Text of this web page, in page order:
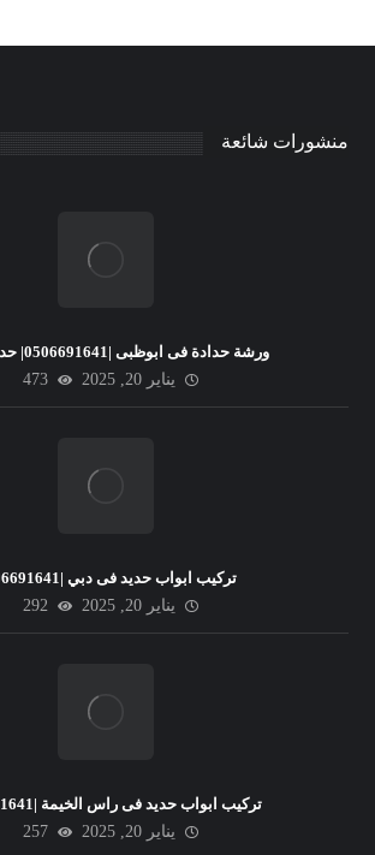
منشورات شائعة
ورشة حدادة فى ابوظبى |0506691641| حداد رخيص
يناير 20, 2025
473
تركيب ابواب حديد فى دبي |0506691641
يناير 20, 2025
292
تركيب ابواب حديد فى راس الخيمة |0506691641
يناير 20, 2025
257